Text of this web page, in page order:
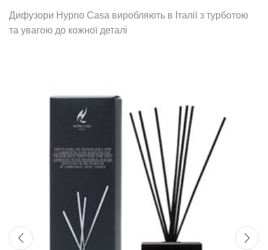
Дифузори Hypno Casa виробляють в Італії з турботою
та увагою до кожної деталі